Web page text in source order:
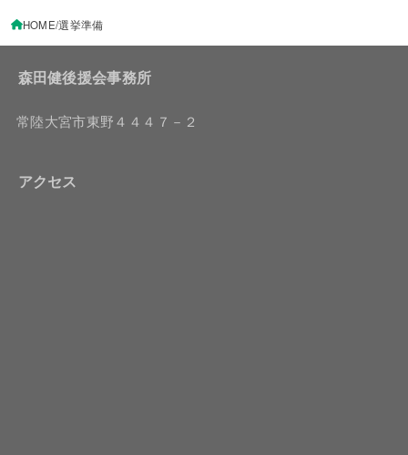
HOME 選挙準備
森田健後援会事務所
常陸大宮市東野４４４７－２
アクセス